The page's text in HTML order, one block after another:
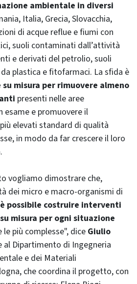
ambientale in diversi
Italia, Grecia, Slovacchia,
di acque reflue e fiumi con
suoli contaminati dall’attività
e derivati del petrolio, suoli
plastica e fitofarmaci. La sfida è
misura per rimuovere almeno
presenti nelle aree
esame e promuovere il
elevati standard di qualità
in modo da far crescere il loro
vogliamo dimostrare che,
dei micro e macro-organismi di
è possibile costruire interventi
misura per ogni situazione
le più complesse", dice Giulio
al Dipartimento di Ingegneria
e dei Materiali
che coordina il progetto, con